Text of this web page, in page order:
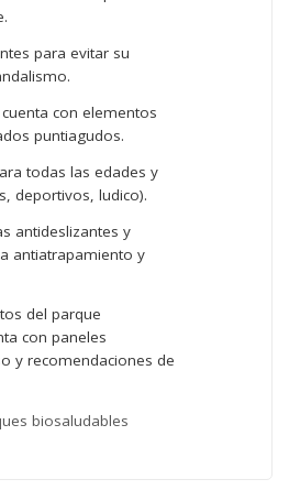
para evitar su
con elementos
puntiagudos.
todas las edades y
deportivos, ludico).
antideslizantes y
antiatrapamiento y
del parque
con paneles
y recomendaciones de
biosaludables